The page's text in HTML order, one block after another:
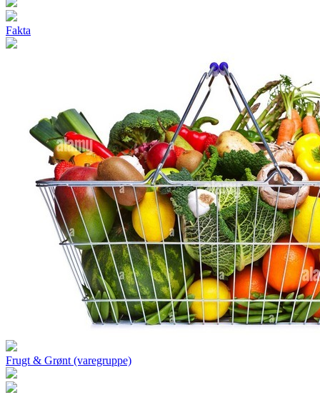
Fakta
Frugt & Grønt (varegruppe)